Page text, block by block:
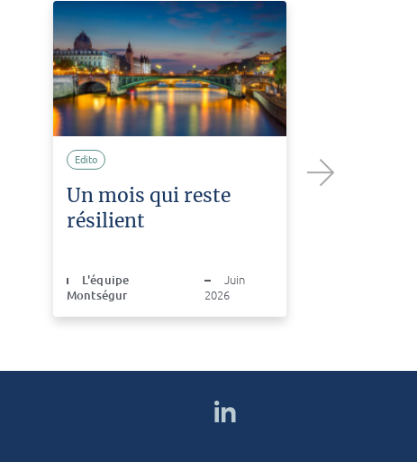
Edito
Un mois qui reste
résilient
L'équipe
Montségur
Juin
2026